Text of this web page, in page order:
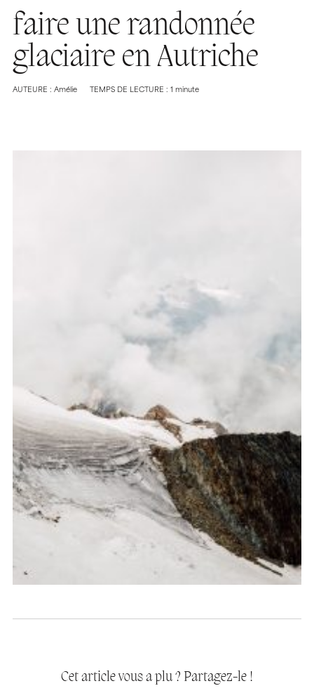
faire une randonnée
glaciaire en Autriche
AUTEURE : Amélie TEMPS DE LECTURE : 1 minute
Cet article vous a plu ? Partagez-le !